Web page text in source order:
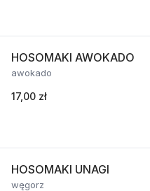
HOSOMAKI AWOKADO
awokado
17,00 zł
HOSOMAKI UNAGI
węgorz